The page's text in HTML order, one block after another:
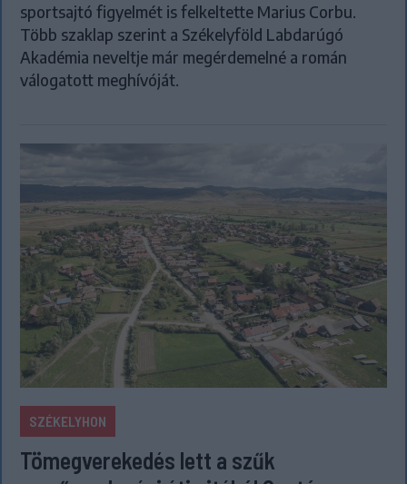
sportsajtó figyelmét is felkeltette Marius Corbu.
Több szaklap szerint a Székelyföld Labdarúgó
Akadémia neveltje már megérdemelné a román
válogatott meghívóját.
SZÉKELYHON
Tömegverekedés lett a szűk